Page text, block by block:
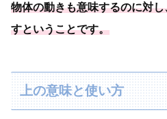
物体の動きも意味するのに対
すということです。
上の意味と使い方